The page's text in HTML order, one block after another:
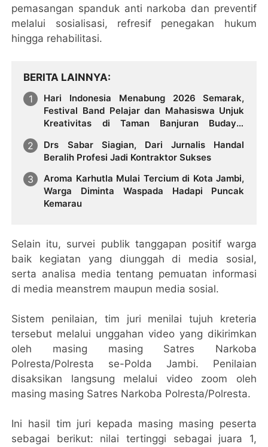
pemasangan spanduk anti narkoba dan preventif
melalui sosialisasi, refresif penegakan hukum
hingga rehabilitasi.
BERITA LAINNYA
Hari Indonesia Menabung 2026 Semarak,
Festival Band Pelajar dan Mahasiswa Unjuk
Kreativitas di Taman Banjuran Budayo,
Drs Sabar Siagian, Dari Jurnalis Handal
Beralih Profesi Jadi Kontraktor Sukses
Aroma Karhutla Mulai Tercium di Kota Jambi,
Warga Diminta Waspada Hadapi Puncak
Kemarau
Selain itu, survei publik tanggapan positif warga
baik kegiatan yang diunggah di media sosial,
serta analisa media tentang pemuatan informasi
di media meanstrem maupun media sosial.
Sistem penilaian, tim juri menilai tujuh kreteria
tersebut melalui unggahan video yang dikirimkan
oleh masing masing Satres Narkoba
Polresta/Polresta se-Polda Jambi. Penilaian
disaksikan langsung melalui video zoom oleh
masing masing Satres Narkoba Polresta/Polresta.
Ini hasil tim juri kepada masing masing peserta
sebagai berikut: nilai tertinggi sebagai juara 1,